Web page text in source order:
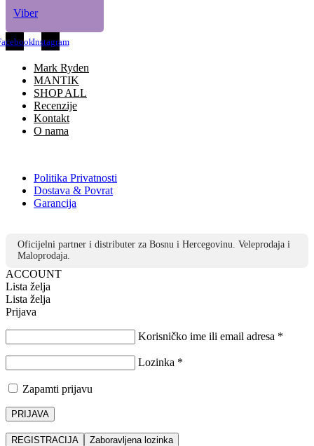
Viber
Instagram
Mark Ryden
MANTIK
SHOP ALL
Recenzije
Kontakt
O nama
Politika Privatnosti
Dostava & Povrat
Garancija
Oficijelni partner i distributer za Bosnu i Hercegovinu. Veleprodaja i
Maloprodaja.
ACCOUNT
Lista želja
Lista želja
Prijava
Korisničko ime ili email adresa *
Lozinka *
Zapamti prijavu
PRIJAVA
REGISTRACIJA Zaboravljena lozinka